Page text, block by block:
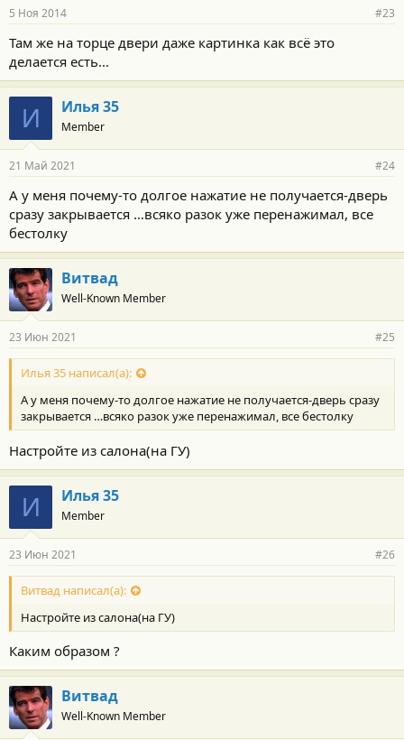
5 Ноя 2014 #23
Там же на торце двери даже картинка как всё это
делается есть...
И Илья 35
Member
21 Май 2021 #24
А у меня почему-то долгое нажатие не получается-дверь
сразу закрывается …всяко разок уже перенажимал, все
бестолку
Витвад
Well-Known Member
23 Июн 2021 #25
Илья 35 написал(а):
А у меня почему-то долгое нажатие не получается-дверь сразу
закрывается …всяко разок уже перенажимал, все бестолку
Настройте из салона(на ГУ)
И Илья 35
Member
23 Июн 2021 #26
Витвад написал(а):
Настройте из салона(на ГУ)
Каким образом ?
Витвад
Well-Known Member